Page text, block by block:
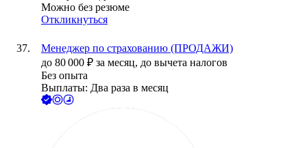
Можно без резюме
Откликнуться
Менеджер по страхованию (ПРОДАЖИ)
до 80 000 ₽ за месяц, до вычета налогов
Без опыта
Выплаты: Два раза в месяц